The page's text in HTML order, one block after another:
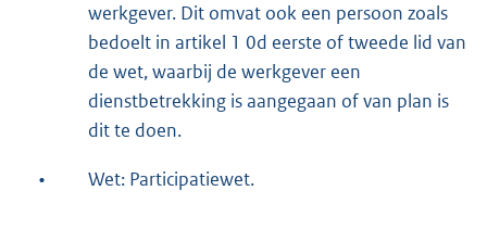
werkgever. Dit omvat ook een persoon zoals
bedoelt in artikel 1 0d eerste of tweede lid van
de wet, waarbij de werkgever een
dienstbetrekking is aangegaan of van plan is
dit te doen.
• Wet: Participatiewet.